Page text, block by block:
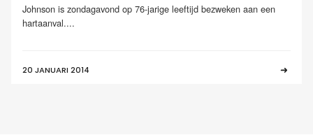
Johnson is zondagavond op 76-jarige leeftijd bezweken aan een
hartaanval....
20 JANUARI 2014